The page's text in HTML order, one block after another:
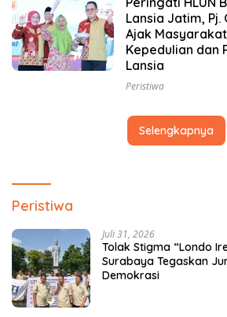
Lansia Jatim, Pj.
Ajak
Kepedulian dan
Lansia
Peristiwa
Selengkapnya
Peristiwa
Juli 31, 2026
Tolak Stigma “Londo
Surabaya Tegaskan
Demokrasi